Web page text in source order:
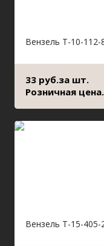
Вензель Т-10-112-
33 руб.за шт.
Розничная цена.
Вензель Т-15-405-